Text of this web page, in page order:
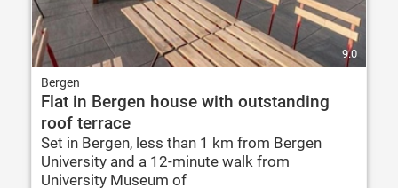
9.0
Bergen
Flat in Bergen house with outstanding
roof terrace
Set in Bergen, less than 1 km from Bergen
University and a 12-minute walk from
University Museum of